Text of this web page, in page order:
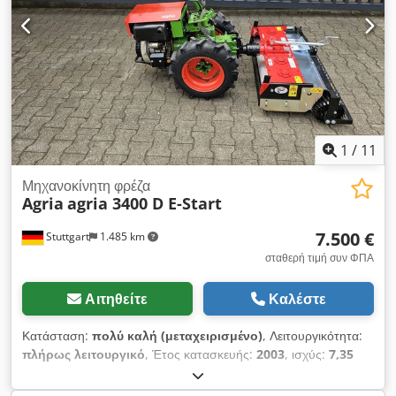
18.479,-€ // Μικτή τιμή 21.990,-€ - Δυνατότητα προβολής /
δοκιμής οδήγησης - Έξοδα αποστολής πανελλαδικά 180,-€
μέσω μεταφορικής! - Χρηματοδότηση / χρηματοδοτική
μίσθωση μπορεί να ζητηθεί μεμονωμένα για εσάς!
τρέχον RRP είναι 44.900,-€. Η καθαρή τιμή είναι 23.445 € //
Μικτή τιμή 27.900 € - Δυνατότητα προβολής / δοκιμαστικής
οδήγησης! - Έξοδα αποστολής πανελλαδικά 400,-€ μέσω
μεταφορικής! - Χρηματοδότηση / χρηματοδοτική μίσθωση
μπορεί να ζητηθεί μεμονωμένα για εσάς Djdpfjv Edvhsx Ab
Uskr
1 / 11
Stuttgart 1.485 km
Μηχανοκίνητη φρέζα
Agria agria 3400 D E-Start
7.500 €
σταθερή τιμή συν ΦΠΑ
Αιτηθείτε Καλέστε
Κατάσταση: πολύ καλή (μεταχειρισμένο), Λειτουργικότητα:
πλήρως λειτουργικό, Έτος κατασκευής: 2003, ισχύς: 7,35
, τύπος καυσίμου:
μετάδοσης:μηχανικός, AGRIA 3400 Διαφορικό Μονοαξονικό /